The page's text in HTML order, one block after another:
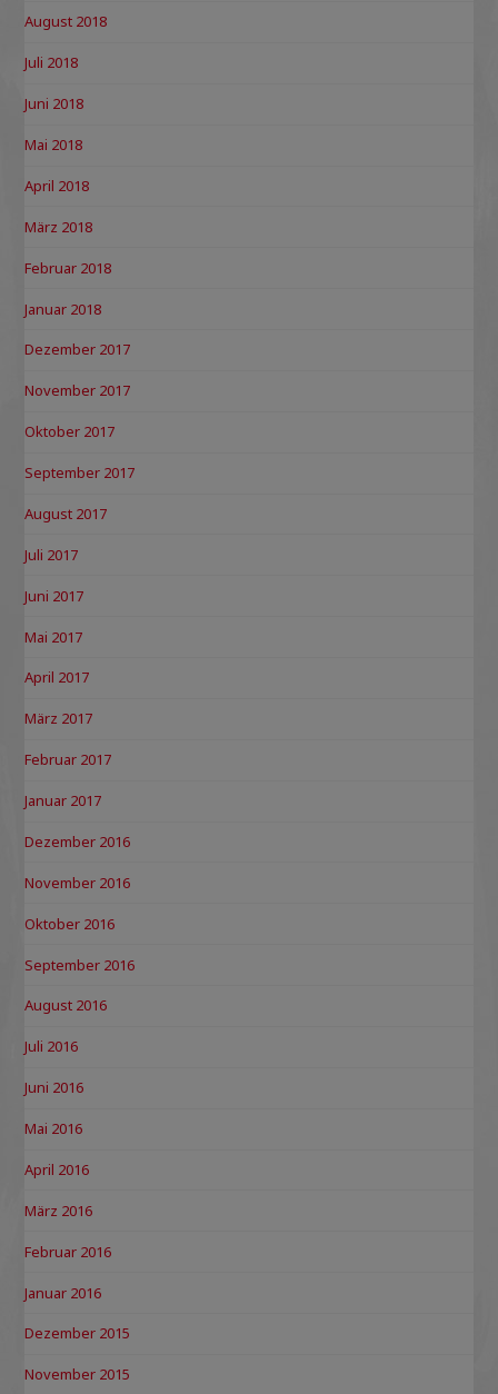
August 2018
Juli 2018
Juni 2018
Mai 2018
April 2018
März 2018
Februar 2018
Januar 2018
Dezember 2017
November 2017
Oktober 2017
September 2017
August 2017
Juli 2017
Juni 2017
Mai 2017
April 2017
März 2017
Februar 2017
Januar 2017
Dezember 2016
November 2016
Oktober 2016
September 2016
August 2016
Juli 2016
Juni 2016
Mai 2016
April 2016
März 2016
Februar 2016
Januar 2016
Dezember 2015
November 2015